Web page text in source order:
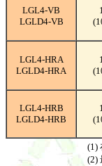
LGL4-VB
LGLD4-VB
LGL4-HRA
LGLD4-HRA
LGL4-HRB
LGLD4-HRB
(1)
(2)